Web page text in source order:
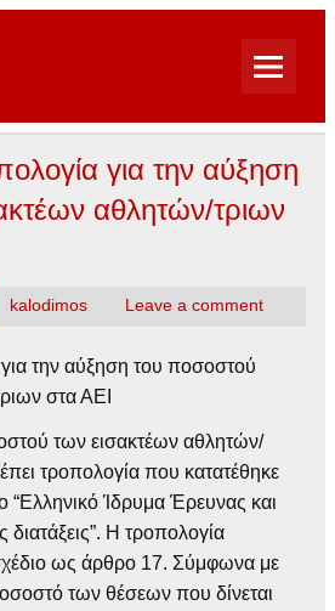
για την αύξηση
αθλητών/τριων
kalodimos Leave a comment
την αύξηση του ποσοστού
στα ΑΕΙ
των εισακτέων αθλητών/
τροπολογία που κατατέθηκε
“Ελληνικό Ίδρυμα Έρευνας και
διατάξεις”. Η τροπολογία
ως άρθρο 17. Σύμφωνα με
των θέσεων που δίνεται